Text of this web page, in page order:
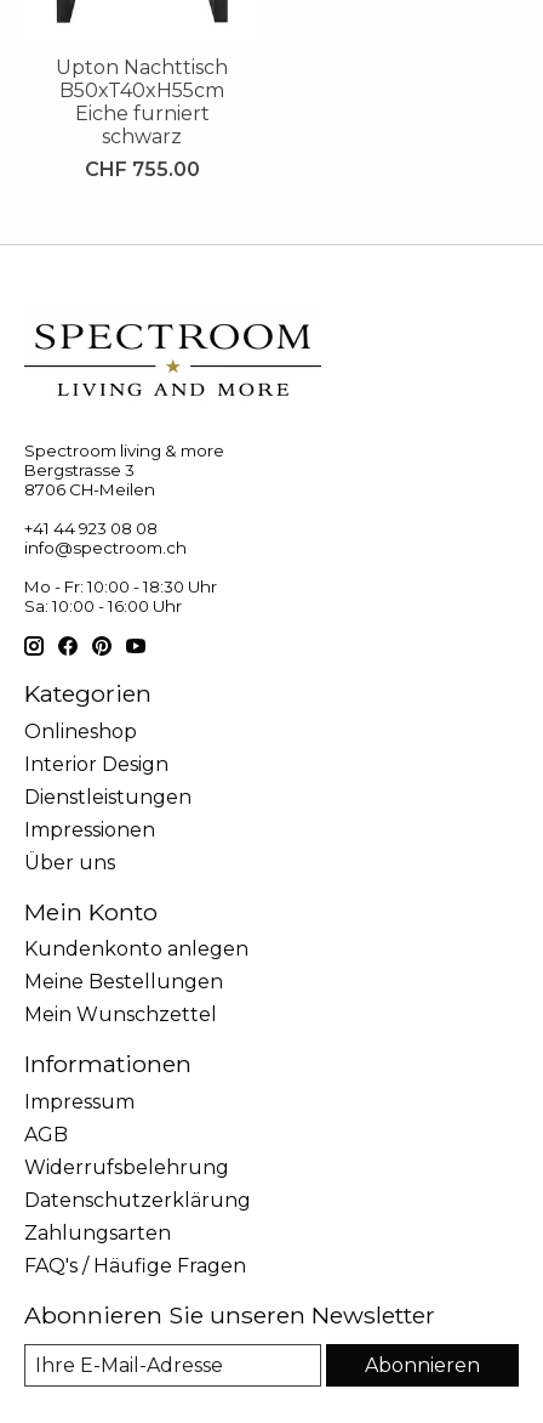
Upton Nachttisch
B50xT40xH55cm
Eiche furniert
schwarz
CHF 755.00
Spectroom living & more
Bergstrasse 3
8706 CH-Meilen
+41 44 923 08 08
info@spectroom.ch
Mo - Fr: 10:00 - 18:30 Uhr
Sa: 10:00 - 16:00 Uhr
Kategorien
Onlineshop
Interior Design
Dienstleistungen
Impressionen
Über uns
Mein Konto
Kundenkonto anlegen
Meine Bestellungen
Mein Wunschzettel
Informationen
Impressum
AGB
Widerrufsbelehrung
Datenschutzerklärung
Zahlungsarten
FAQ's / Häufige Fragen
Abonnieren Sie unseren Newsletter
Abonnieren